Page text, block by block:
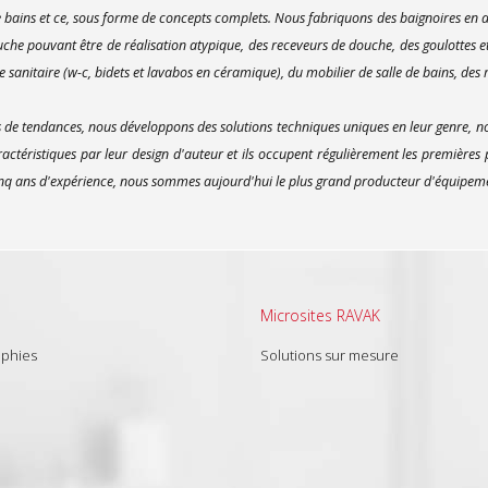
et ce, sous forme de concepts complets. Nous fabriquons des baignoires
pouvant être de réalisation atypique, des receveurs de douche, des
sanitaire (w-c, bidets et lavabos en céramique), du mobilier de salle de bains,
tendances, nous développons des solutions techniques uniques en leur genre,
par leur design d'auteur et ils occupent régulièrement les
ans d'expérience, nous sommes aujourd'hui le plus grand producteur
Microsites RAVAK
Solutions sur mesure